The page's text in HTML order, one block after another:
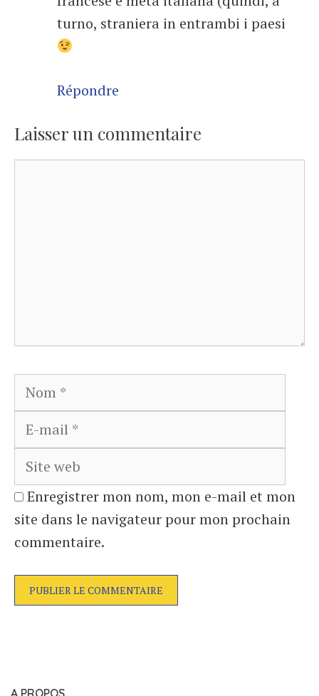
turno, straniera in entrambi i paesi
Répondre
Laisser un commentaire
Nom
Enregistrer mon nom, mon e-mail et mon
site dans le navigateur pour mon prochain
commentaire.
A PROPOS